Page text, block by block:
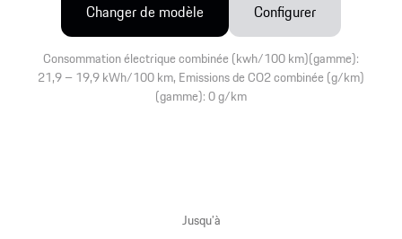
Changer de modèle Configurer
Consommation électrique combinée (kwh/100 km)(gamme):
21,9 – 19,9 kWh/100 km, Emissions de CO2 combinée (g/km)
(gamme): 0 g/km
Jusqu’à